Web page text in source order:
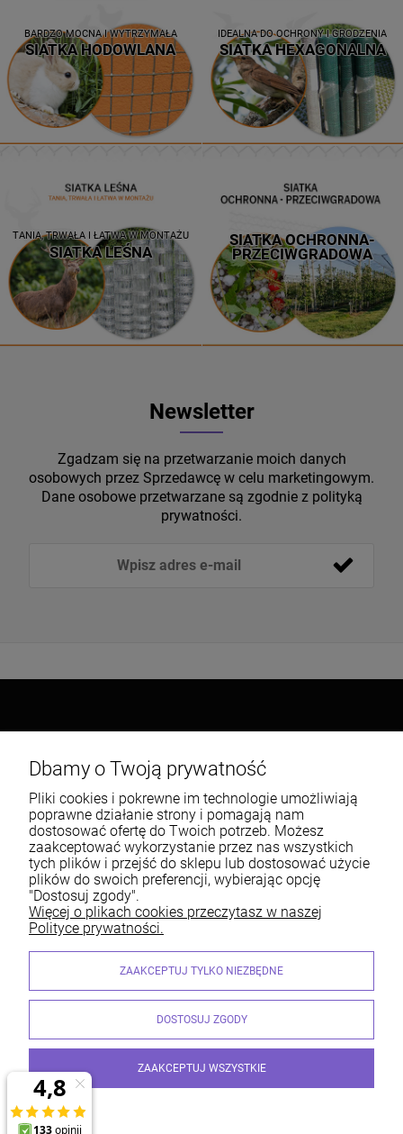
BARDZO MOCNA I WYTRZYMAŁA
SIATKA HODOWLANA
IDEALNA DO OCHRONY I GRODZENIA
SIATKA HEXAGONALNA
TANIA, TRWAŁA I ŁATWA W MONTAŻU
SIATKA LEŚNA
SIATKA OCHRONNA-
PRZECIWGRADOWA
Newsletter
Zgadzam się na przetwarzanie moich danych
osobowych przez Sprzedawcę w celu marketingowym.
Dane osobowe przetwarzane są zgodnie z polityką
prywatności.
Warunki zakupów
Moje konto
Informacje o sklepie
sklep@centrumgrodzenia.pl Tel.: 185474126 | NIP: 7340002125 REGON:
490217228
© 2026 centrumgrodzenia.pl. Wszelkie prawa zastrzeżone.
Styl graficzny i aplikacje ShopGadget.pl
Dbamy o Twoją prywatność
Pliki cookies i pokrewne im technologie umożliwiają
poprawne działanie strony i pomagają nam
dostosować ofertę do Twoich potrzeb. Możesz
zaakceptować wykorzystanie przez nas wszystkich
tych plików i przejść do sklepu lub dostosować użycie
plików do swoich preferencji, wybierając opcję
"Dostosuj zgody".
Więcej o plikach cookies przeczytasz w naszej
Polityce prywatności.
ZAAKCEPTUJ TYLKO NIEZBĘDNE
DOSTOSUJ ZGODY
ZAAKCEPTUJ WSZYSTKIE